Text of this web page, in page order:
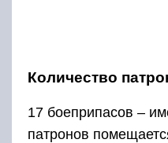
Количество
17 боеприпасов –
патронов